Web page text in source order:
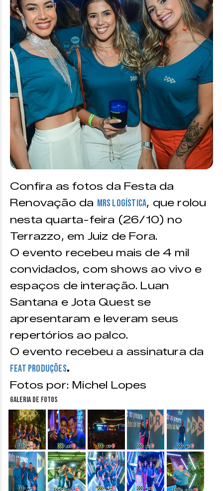
Confira as fotos da Festa da
Renovação da MRS Logística, que rolou
nesta quarta-feira (26/10) no
Terrazzo, em Juiz de Fora.
O evento recebeu mais de 4 mil
convidados, com shows ao vivo e
espaços de interação. Luan
Santana e Jota Quest se
apresentaram e leveram seus
repertórios ao palco.
O evento recebeu a assinatura da
Feat Produções.
Fotos por: Michel Lopes
Galeria de fotos